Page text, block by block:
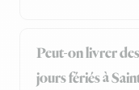
Peut-on livrer
jours fériés à